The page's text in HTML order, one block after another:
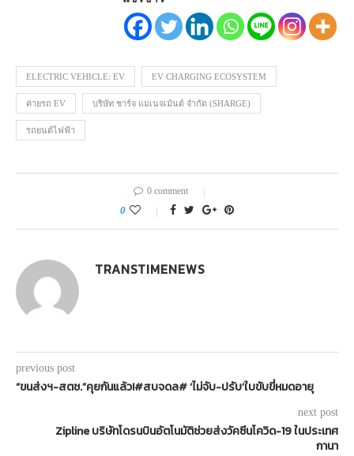
ELECTRIC VEHICLE: EV EV CHARGING ECOSYSTEM
ค่ายรถ EV บริษัท ชาร์จ แมเนจเม้นต์ จำกัด (SHARGE)
รถยนต์ไฟฟ้า
0 comment
0
TRANSTIMENEWS
previous post
“ขนส่งฯ-สตช.”คุยกันแล้ว!#สบจดล# ‘ไม่จับ-ปรับ’ใบขับขี่หมดอายุ
next post
Zipline บริษัทโดรนบินอัตโนมัติช่วยส่งวัคซีนโควิด-19 ในประเทศ
กานา